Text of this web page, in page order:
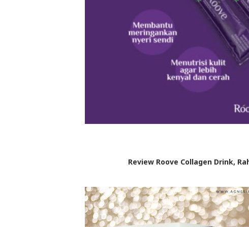
Review Roove Collagen Drink,